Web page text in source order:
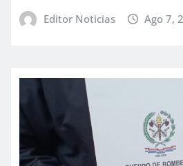
Editor Noticias Ago 7,